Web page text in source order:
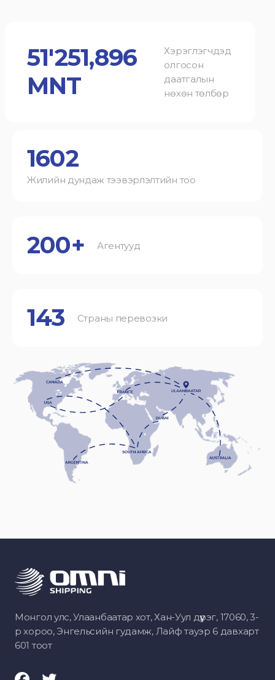
51'251,896
MNT
Хэрэглэгчдэд
олгосон
даатгалын
нөхөн төлбөр
1602
Жилийн дундаж тээвэрлэлтийн тоо
200+ Агентууд
143 Страны перевозки
Монгол улс, Улаанбаатар хот, Хан-Уул дүүрэг, 17060, 3-
р хороо, Энгельсийн гудамж, Лайф тауэр 6 давхарт
601 тоот